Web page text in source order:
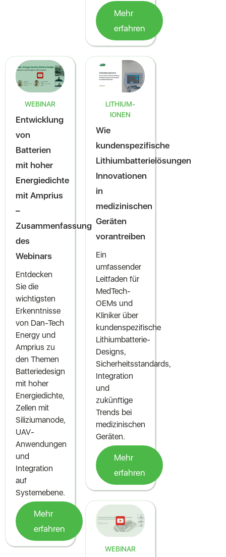
Mehr
erfahren
WEBINAR
Entwicklung
von
Batterien
mit hoher
Energiedichte
mit Amprius
–
Zusammenfassung
des
Webinars
Entdecken
Sie die
wichtigsten
Erkenntnisse
von Dan-Tech
Energy und
Amprius zu
den Themen
Batteriedesign
mit hoher
Energiedichte,
Zellen mit
Siliziumanode,
UAV-
Anwendungen
und
Integration
auf
Systemebene.
Mehr
erfahren
LITHIUM-
IONEN
Wie
kundenspezifische
Lithiumbatterielösungen
Innovationen
in
medizinischen
Geräten
vorantreiben
Ein
umfassender
Leitfaden für
MedTech-
OEMs und
Kliniker über
kundenspezifische
Lithiumbatterie-
Designs,
Sicherheitsstandards,
Integration
und
zukünftige
Trends bei
medizinischen
Geräten.
Mehr
erfahren
WEBINAR